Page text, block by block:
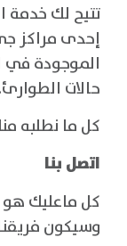
تتيح لك
إحدى مراكز
الموجودة في
حالات الطوارئ.
كل ما نطلبه
اتصل بنا
كل ماعليك هو
وسيكون